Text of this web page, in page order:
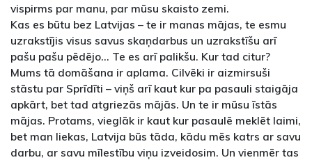
vispirms par manu, par mūsu skaisto zemi.
Kas es būtu bez Latvijas – te ir manas mājas, te esmu
uzrakstījis visus savus skaņdarbus un uzrakstīšu arī
pašu pašu pēdējo... Te es arī palikšu. Kur tad citur?
Mums tā domāšana ir aplama. Cilvēki ir aizmirsuši
stāstu par Sprīdīti – viņš arī kaut kur pa pasauli staigāja
apkārt, bet tad atgriezās mājās. Un te ir mūsu īstās
mājas. Protams, vieglāk ir kaut kur pasaulē meklēt laimi,
bet man liekas, Latvija būs tāda, kādu mēs katrs ar savu
darbu, ar savu mīlestību viņu izveidosim. Un vienmēr tas